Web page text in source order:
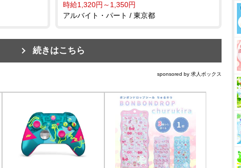
時給1,320円～1,350円
アルバイト・パート / 東京都
続きはこちら
sponsored by 求人ボックス